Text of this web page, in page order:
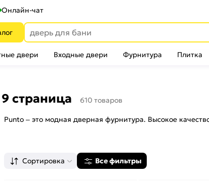
Онлайн-чат
двери Входные двери Фурнитура Плитка
страница 610 товаров
Punto – это модная дверная фурнитура. Высокое
Сортировка Все фильтры